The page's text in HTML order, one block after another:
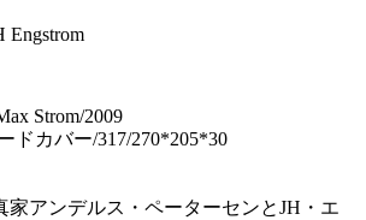
Engstrom
Strom/2009
ドカバー/317/270*205*30
家アンデルス・ペーターセンとJH・エ